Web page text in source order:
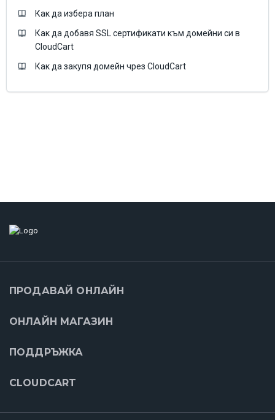
Как да избера план
Как да добавя SSL сертификати към домейни си в
CloudCart
Как да закупя домейн чрез CloudCart
ПРОДАВАЙ ОНЛАЙН
ОНЛАЙН МАГАЗИН
ПОДДРЪЖКА
CLOUDCART